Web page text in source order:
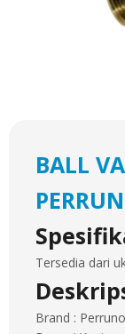
BALL
Tersedia dari
Brand :